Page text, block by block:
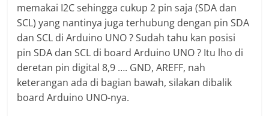
memakai I2C sehingga cukup 2 pin saja (SDA dan
SCL) yang nantinya juga terhubung dengan pin SDA
dan SCL di Arduino UNO ? Sudah tahu kan posisi
pin SDA dan SCL di board Arduino UNO ? Itu lho di
deretan pin digital 8,9 …. GND, AREFF, nah
keterangan ada di bagian bawah, silakan dibalik
board Arduino UNO-nya.